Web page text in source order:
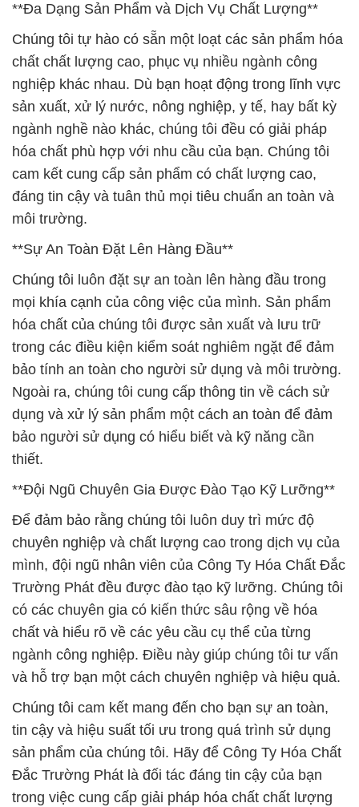
**Đa Dạng Sản Phẩm và Dịch Vụ Chất Lượng**
Chúng tôi tự hào có sẵn một loạt các sản phẩm hóa
chất chất lượng cao, phục vụ nhiều ngành công
nghiệp khác nhau. Dù bạn hoạt động trong lĩnh vực
sản xuất, xử lý nước, nông nghiệp, y tế, hay bất kỳ
ngành nghề nào khác, chúng tôi đều có giải pháp
hóa chất phù hợp với nhu cầu của bạn. Chúng tôi
cam kết cung cấp sản phẩm có chất lượng cao,
đáng tin cậy và tuân thủ mọi tiêu chuẩn an toàn và
môi trường.
**Sự An Toàn Đặt Lên Hàng Đầu**
Chúng tôi luôn đặt sự an toàn lên hàng đầu trong
mọi khía cạnh của công việc của mình. Sản phẩm
hóa chất của chúng tôi được sản xuất và lưu trữ
trong các điều kiện kiểm soát nghiêm ngặt để đảm
bảo tính an toàn cho người sử dụng và môi trường.
Ngoài ra, chúng tôi cung cấp thông tin về cách sử
dụng và xử lý sản phẩm một cách an toàn để đảm
bảo người sử dụng có hiểu biết và kỹ năng cần
thiết.
**Đội Ngũ Chuyên Gia Được Đào Tạo Kỹ Lưỡng**
Để đảm bảo rằng chúng tôi luôn duy trì mức độ
chuyên nghiệp và chất lượng cao trong dịch vụ của
mình, đội ngũ nhân viên của Công Ty Hóa Chất Đắc
Trường Phát đều được đào tạo kỹ lưỡng. Chúng tôi
có các chuyên gia có kiến thức sâu rộng về hóa
chất và hiểu rõ về các yêu cầu cụ thể của từng
ngành công nghiệp. Điều này giúp chúng tôi tư vấn
và hỗ trợ bạn một cách chuyên nghiệp và hiệu quả.
Chúng tôi cam kết mang đến cho bạn sự an toàn,
tin cậy và hiệu suất tối ưu trong quá trình sử dụng
sản phẩm của chúng tôi. Hãy để Công Ty Hóa Chất
Đắc Trường Phát là đối tác đáng tin cậy của bạn
trong việc cung cấp giải pháp hóa chất chất lượng